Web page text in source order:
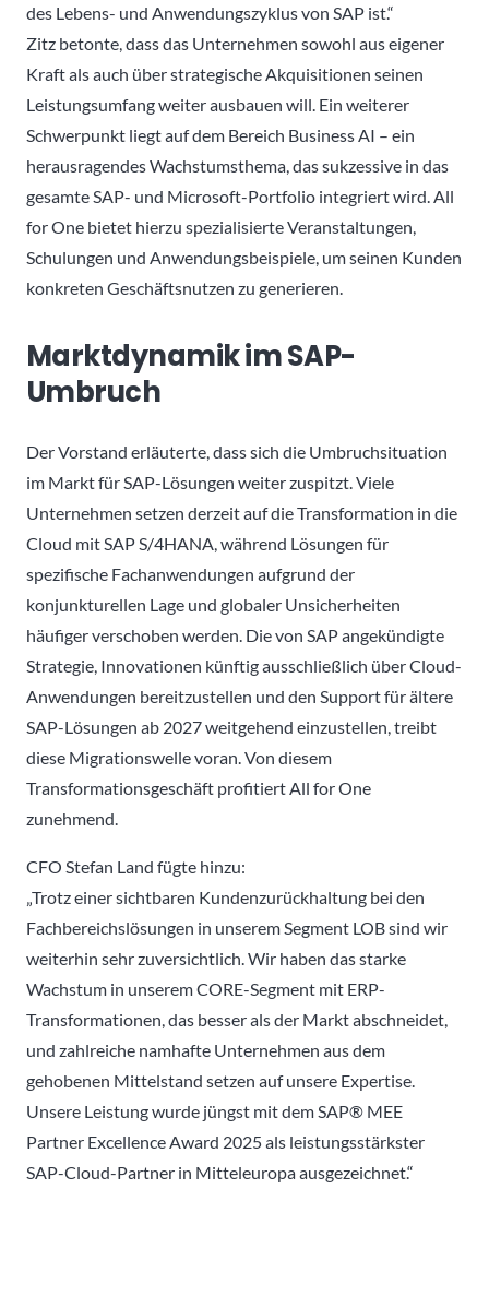
des Lebens- und Anwendungszyklus von SAP ist.“
Zitz betonte, dass das Unternehmen sowohl aus eigener
Kraft als auch über strategische Akquisitionen seinen
Leistungsumfang weiter ausbauen will. Ein weiterer
Schwerpunkt liegt auf dem Bereich Business AI – ein
herausragendes Wachstumsthema, das sukzessive in das
gesamte SAP- und Microsoft-Portfolio integriert wird. All
for One bietet hierzu spezialisierte Veranstaltungen,
Schulungen und Anwendungsbeispiele, um seinen Kunden
konkreten Geschäftsnutzen zu generieren.
Marktdynamik im SAP-
Umbruch
Der Vorstand erläuterte, dass sich die Umbruchsituation
im Markt für SAP-Lösungen weiter zuspitzt. Viele
Unternehmen setzen derzeit auf die Transformation in die
Cloud mit SAP S/4HANA, während Lösungen für
spezifische Fachanwendungen aufgrund der
konjunkturellen Lage und globaler Unsicherheiten
häufiger verschoben werden. Die von SAP angekündigte
Strategie, Innovationen künftig ausschließlich über Cloud-
Anwendungen bereitzustellen und den Support für ältere
SAP-Lösungen ab 2027 weitgehend einzustellen, treibt
diese Migrationswelle voran. Von diesem
Transformationsgeschäft profitiert All for One
zunehmend.
CFO Stefan Land fügte hinzu:
„Trotz einer sichtbaren Kundenzurückhaltung bei den
Fachbereichslösungen in unserem Segment LOB sind wir
weiterhin sehr zuversichtlich. Wir haben das starke
Wachstum in unserem CORE-Segment mit ERP-
Transformationen, das besser als der Markt abschneidet,
und zahlreiche namhafte Unternehmen aus dem
gehobenen Mittelstand setzen auf unsere Expertise.
Unsere Leistung wurde jüngst mit dem SAP® MEE
Partner Excellence Award 2025 als leistungsstärkster
SAP-Cloud-Partner in Mitteleuropa ausgezeichnet.“